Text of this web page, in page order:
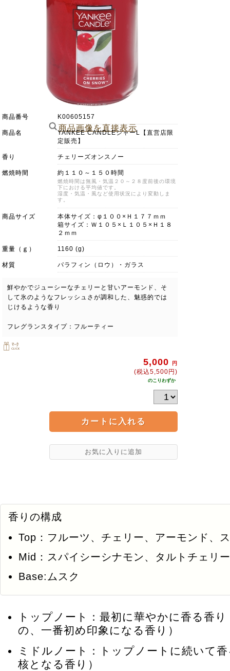
商品画像を直接表示
商品番号 K00605157
商品名
YANKEE CANDLEジャーL【直営店限
定販売】
香り チェリーズオンスノー
燃焼時間 約１１０～１５０時間
燃焼時間は無風・気温２０～２８度前後の環境
下における平均値です。
湿度・気温・風など使用状況により変動しま
す。
商品サイズ
本体サイズ：φ１００×Ｈ１７７ｍｍ
箱サイズ：Ｗ１０５×Ｌ１０５×Ｈ１８
２ｍｍ
重量（ｇ） 1160 (g)
材質 パラフィン（ロウ）・ガラス
鮮やかでジューシーなチェリーと甘いアーモンド、そ
して氷のようなフレッシュさが調和した、魅惑的では
じけるような香り
フレグランスタイプ：フルーティー
5,000 円
(税込5,500円)
のこりわずか
香りの構成
Top：フルーツ、チェリー、アーモンド、
Mid：スパイシーシナモン、タルトチェリー
Base:ムスク
トップノート：最初に華やかに香る香
の、一番初め印象になる香り）
ミドルノート：トップノートに続いて
核となる香り）